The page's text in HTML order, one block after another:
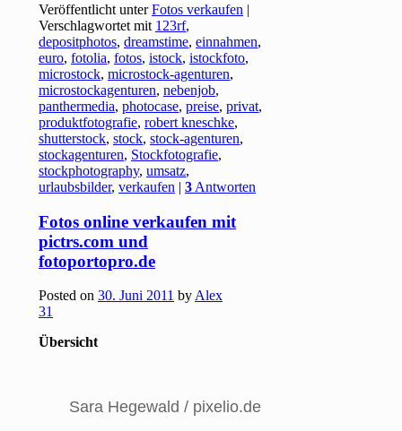
Veröffentlicht unter Fotos verkaufen |
Verschlagwortet mit 123rf,
depositphotos,dreamstime,einnahmen,
euro,fotolia,fotos,istock,istockfoto,
microstock,microstock-agenturen,
microstockagenturen,nebenjob,
panthermedia,photocase,preise,privat,
produktfotografie,robert kneschke,
shutterstock,stock,stock-agenturen,
stockagenturen, Stockfotografie,
stockphotography,umsatz,
urlaubsbilder,verkaufen |3 Antworten
Fotos online verkaufen mit
pictrs.com und
fotoportopro.de
Posted on30. Juni 2011 by Alex
31
Übersicht
Sara Hegewald / pixelio.de